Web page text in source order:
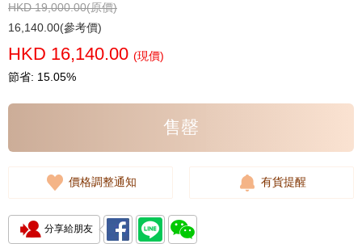
HKD 19,000.00(原價)
16,140.00(參考價)
HKD 16,140.00 (現價)
節省: 15.05%
售罄
價格調整通知 有貨提醒
分享給朋友